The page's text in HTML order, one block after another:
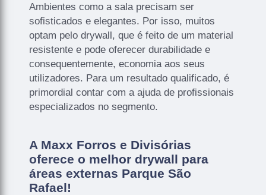
Ambientes como a sala precisam ser
sofisticados e elegantes. Por isso, muitos
optam pelo drywall, que é feito de um material
resistente e pode oferecer durabilidade e
consequentemente, economia aos seus
utilizadores. Para um resultado qualificado, é
primordial contar com a ajuda de profissionais
especializados no segmento.
A Maxx Forros e Divisórias
oferece o melhor drywall para
áreas externas Parque São
Rafael!